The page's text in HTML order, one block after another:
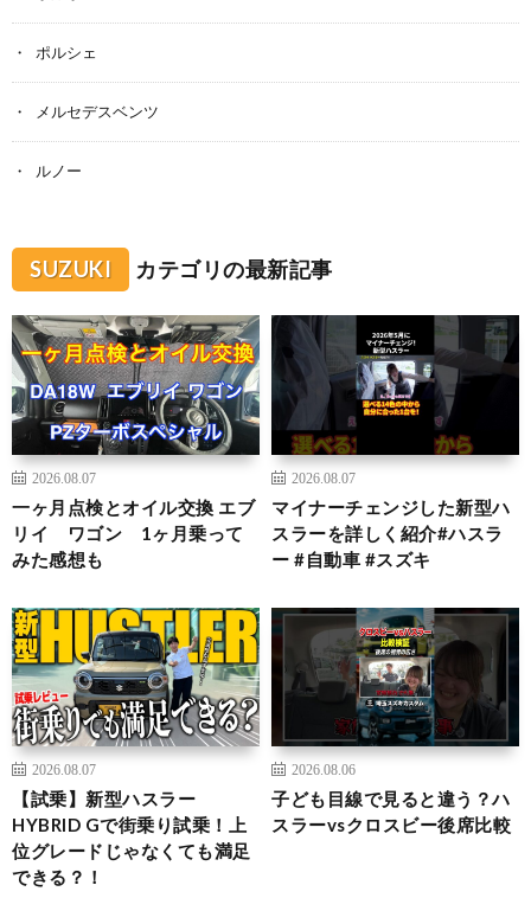
ポルシェ
メルセデスベンツ
ルノー
SUZUKI カテゴリの最新記事
2026.08.07
一ヶ月点検とオイル交換 エブ
リイ ワゴン 1ヶ月乗って
みた感想も
2026.08.07
マイナーチェンジした新型ハ
スラーを詳しく紹介#ハスラ
ー #自動車 #スズキ
2026.08.07
【試乗】新型ハスラー
HYBRID Gで街乗り試乗！上
位グレードじゃなくても満足
できる？！
2026.08.06
子ども目線で見ると違う？ハ
スラーvsクロスビー後席比較